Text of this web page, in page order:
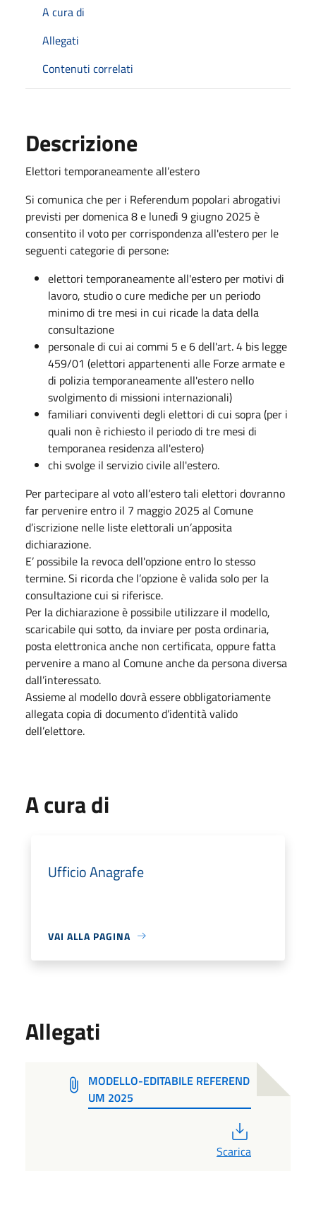
A cura di
Allegati
Contenuti correlati
Descrizione
Elettori temporaneamente all’estero
Si comunica che per i Referendum popolari abrogativi
previsti per domenica 8 e lunedì 9 giugno 2025 è
consentito il voto per corrispondenza all'estero per le
seguenti categorie di persone:
elettori temporaneamente all'estero per motivi di
lavoro, studio o cure mediche per un periodo
minimo di tre mesi in cui ricade la data della
consultazione
personale di cui ai commi 5 e 6 dell'art. 4 bis legge
459/01 (elettori appartenenti alle Forze armate e
di polizia temporaneamente all'estero nello
svolgimento di missioni internazionali)
familiari conviventi degli elettori di cui sopra (per i
quali non è richiesto il periodo di tre mesi di
temporanea residenza all'estero)
chi svolge il servizio civile all'estero.
Per partecipare al voto all’estero tali elettori dovranno
far pervenire entro il 7 maggio 2025 al Comune
d’iscrizione nelle liste elettorali un’apposita
dichiarazione.
E’ possibile la revoca dell'opzione entro lo stesso
termine. Si ricorda che l’opzione è valida solo per la
consultazione cui si riferisce.
Per la dichiarazione è possibile utilizzare il modello,
scaricabile qui sotto, da inviare per posta ordinaria,
posta elettronica anche non certificata, oppure fatta
pervenire a mano al Comune anche da persona diversa
dall’interessato.
Assieme al modello dovrà essere obbligatoriamente
allegata copia di documento d’identità valido
dell’elettore.
A cura di
Ufficio Anagrafe
VAI ALLA PAGINA
Allegati
MODELLO-EDITABILE REFEREND
UM 2025
Scarica